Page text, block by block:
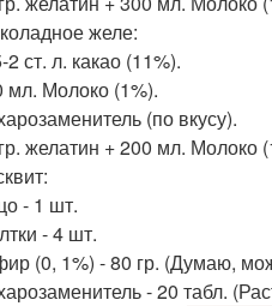
желе:
2 ст. л. какао (11%).
мл. Молоко (1%).
(по вкусу).
желатин + 200 мл. Молоко
- 1 шт.
- 4 шт.
(0, 1%) - 80 гр. (Думаю,
- 20 табл.